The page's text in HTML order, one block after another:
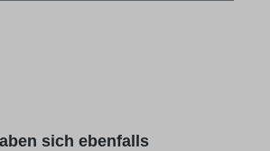
überspringen
sich ebenfalls